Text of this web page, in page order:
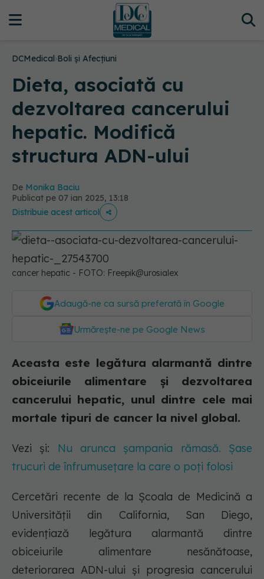
DCMedical›Boli și Afecțiuni
Dieta, asociată cu
dezvoltarea cancerului
hepatic. Modifică
structura ADN-ului
De Monika Baciu
Publicat pe 07 ian 2025, 13:18
Distribuie acest articol
cancer hepatic - FOTO: Freepik@urosialex
Adaugă-ne ca sursă preferată în Google
Urmărește-ne pe Google News
Aceasta este legătura alarmantă dintre
obiceiurile alimentare și dezvoltarea
cancerului hepatic, unul dintre cele mai
mortale tipuri de cancer la nivel global.
Vezi și: Nu arunca șampania rămasă. Șase
trucuri de înfrumusețare la care o poți folosi
Cercetări recente de la Școala de Medicină a
Universității din California, San Diego,
evidențiază legătura alarmantă dintre
obiceiurile alimentare nesănătoase,
deteriorarea ADN-ului și progresia cancerului